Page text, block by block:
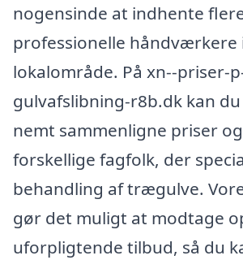
nogensinde at indhente
professionelle håndværkere
lokalområde. På xn--priser-
gulvafslibning-r8b.dk kan
nemt sammenligne priser
forskellige fagfolk, der
behandling af trægulve.
gør det muligt at modtage
uforpligtende tilbud, så du